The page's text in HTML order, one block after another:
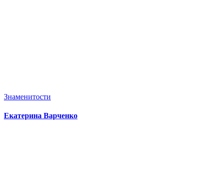
Знаменитости
Екатерина Варченко